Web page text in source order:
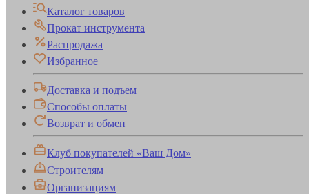
Каталог товаров
Прокат инструмента
Распродажа
Избранное
Доставка и подъем
Способы оплаты
Возврат и обмен
Клуб покупателей «Ваш Дом»
Строителям
Организациям